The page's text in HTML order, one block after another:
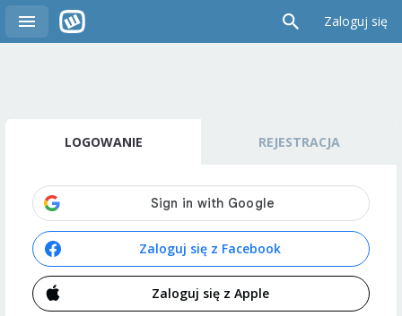
Zaloguj się
LOGOWANIE REJESTRACJA
Zaloguj się z Facebook
Zaloguj się z Apple